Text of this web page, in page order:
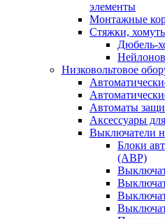
элементы
Монтажные
Стяжки,
Дюбель-
Низковольтовое
Автоматы
Аксессуары
Выключатели
Блоки
(АВР)